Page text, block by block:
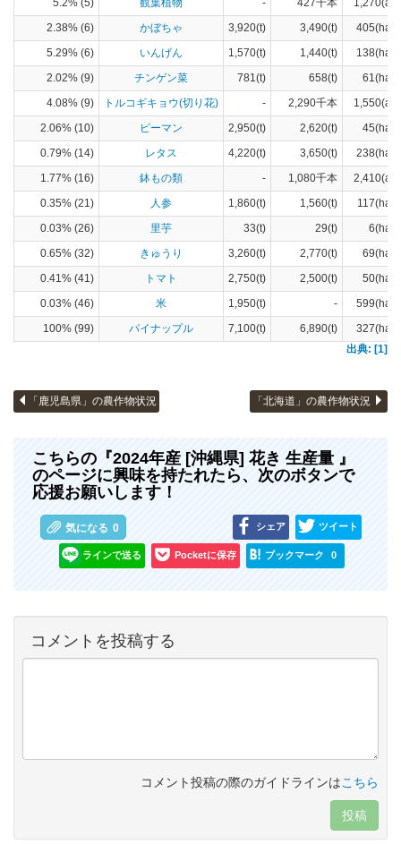
5.2% (5) 観葉植物 - 427千本
1,270(a)
2.38% (6)
かぼちゃ 3,920(t) 3,490(t)
405(ha)
5.29% (6)
いんげん 1,570(t) 1,440(t)
138(ha)
2.02% (9)
チンゲン菜 781(t) 658(t)
61(ha)
4.08% (9)
トルコギキョウ(切り花) - 2,290千本
1,550(a)
2.06% (10)
ピーマン 2,950(t) 2,620(t)
45(ha)
0.79% (14)
レタス 4,220(t) 3,650(t)
238(ha)
1.77% (16)
鉢もの類 - 1,080千本
2,410(a)
0.35% (21)
人参 1,860(t) 1,560(t)
117(ha)
0.03% (26)
里芋 33(t) 29(t)
6(ha)
0.65% (32)
きゅうり 3,260(t) 2,770(t)
69(ha)
0.41% (41)
トマト 2,750(t) 2,500(t)
50(ha)
0.03% (46)
米 1,950(t) -
599(ha)
100% (99)
パイナップル 7,100(t) 6,890(t)
327(ha)
出典: [1]
「鹿児島県」の農作物状況 「北海道」の農作物状況
こちらの『2024年産 [沖縄県] 花き 生産量 』
のページに興味を持たれたら、次のボタンで
応援お願いします！
気になる 0 シェア ツイート
ラインで送る Pocketに保存 ブックマーク 0
コメントを投稿する
コメント投稿の際のガイドラインはこちら
投稿